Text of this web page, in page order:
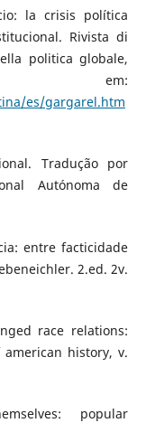
la crisis política
Rivista di
politica globale,
em:
es/gargarel.htm
Tradução por
Autónoma de
entre facticidade
2.ed. 2v.
race relations:
history, v.
popular